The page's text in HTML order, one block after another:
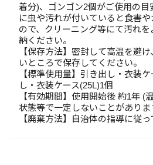
着分)、ゴンゴン2個がご使用の目
に虫や汚れが付いていると食害
ので、クリーニング等にて汚れ
納ください。
【保存方法】密封して高温を避
いところで保存してください。
【標準使用量】引き出し・衣装
し・衣装ケース(25L)1個
【有効期間】使用開始後 約1年 (
状態等で一定しないことがありま
【廃棄方法】自治体の指導に従っ